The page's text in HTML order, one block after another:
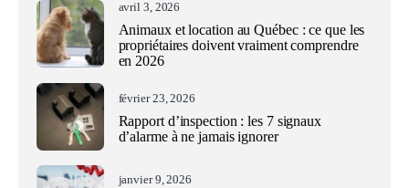
avril 3, 2026
Animaux et location au Québec : ce que les
propriétaires doivent vraiment comprendre
en 2026
février 23, 2026
Rapport d’inspection : les 7 signaux
d’alarme à ne jamais ignorer
janvier 9, 2026